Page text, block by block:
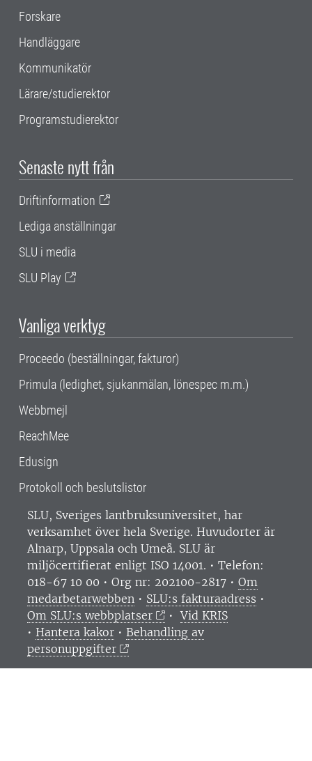
Forskare
Handläggare
Kommunikatör
Lärare/studierektor
Programstudierektor
Senaste nytt från
Driftinformation
Lediga anställningar
SLU i media
SLU Play
Vanliga verktyg
Proceedo (beställningar, fakturor)
Primula (ledighet, sjukanmälan, lönespec m.m.)
Webbmejl
ReachMee
Edusign
Protokoll och beslutslistor
SLU, Sveriges lantbruksuniversitet, har
verksamhet över hela Sverige. Huvudorter är
Alnarp, Uppsala och Umeå. SLU är
miljöcertifierat enligt ISO 14001. • Telefon:
018-67 10 00 • Org nr: 202100-2817 • Om
medarbetarwebben • SLU:s fakturaadress •
Om SLU:s webbplatser
•Vid KRIS
• Hantera kakor • Behandling av
personuppgifter